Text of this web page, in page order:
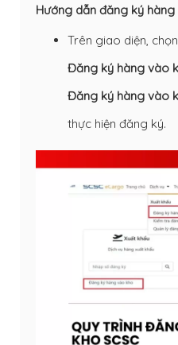
Hướng dẫn đăng ký
Trên giao diện, chọn
Đăng ký hàng vào
Đăng ký hàng vào
thực hiện đăng ký.